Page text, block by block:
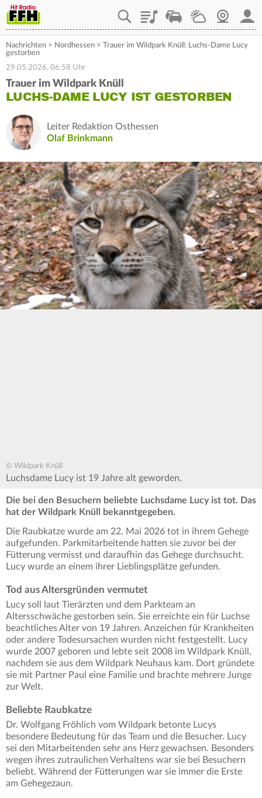
PlaylistStaupilotWetterWebcam
Nachrichten > Nordhessen > Trauer im Wildpark Knüll: Luchs-Dame Lucy
gestorben
29.05.2026, 06:58 Uhr
Trauer im Wildpark Knüll
LUCHS-DAME LUCY IST GESTORBEN
Leiter Redaktion Osthessen
Olaf Brinkmann
© Wildpark Knüll
Luchsdame Lucy ist 19 Jahre alt geworden.
Die bei den Besuchern beliebte Luchsdame Lucy ist tot. Das
hat der Wildpark Knüll bekanntgegeben.
Die Raubkatze wurde am 22. Mai 2026 tot in ihrem Gehege
aufgefunden. Parkmitarbeitende hatten sie zuvor bei der
Fütterung vermisst und daraufhin das Gehege durchsucht.
Lucy wurde an einem ihrer Lieblingsplätze gefunden.
Tod aus Altersgründen vermutet
Lucy soll laut Tierärzten und dem Parkteam an
Altersschwäche gestorben sein. Sie erreichte ein für Luchse
beachtliches Alter von 19 Jahren. Anzeichen für Krankheiten
oder andere Todesursachen wurden nicht festgestellt. Lucy
wurde 2007 geboren und lebte seit 2008 im Wildpark Knüll,
nachdem sie aus dem Wildpark Neuhaus kam. Dort gründete
sie mit Partner Paul eine Familie und brachte mehrere Junge
zur Welt.
Beliebte Raubkatze
Dr. Wolfgang Fröhlich vom Wildpark betonte Lucys
besondere Bedeutung für das Team und die Besucher. Lucy
sei den Mitarbeitenden sehr ans Herz gewachsen. Besonders
wegen ihres zutraulichen Verhaltens war sie bei Besuchern
beliebt. Während der Fütterungen war sie immer die Erste
am Gehegezaun.